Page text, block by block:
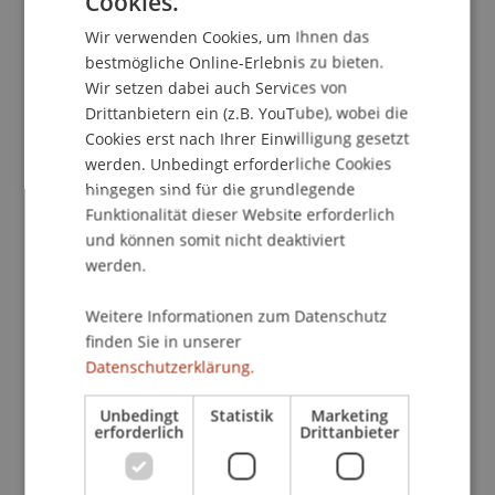
KI-Agenten: Die neue Ära der
Cyberbedrohungen?
19. Juni 2026
Wir verwenden Cookies, um Ihnen das
bestmögliche Online-Erlebnis zu bieten.
Wir setzen dabei auch Services von
Drittanbietern ein (z.B. YouTube), wobei die
Cookies erst nach Ihrer Einwilligung gesetzt
werden. Unbedingt erforderliche Cookies
hingegen sind für die grundlegende
Funktionalität dieser Website erforderlich
und können somit nicht deaktiviert
werden.
Weitere Informationen zum Datenschutz
finden Sie in unserer
Datenschutzerklärung.
Unbedingt
erforderlich
Statistik Marketing
Drittanbieter